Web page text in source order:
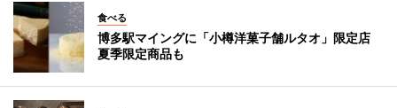
食べる
博多駅マイングに「小樽洋菓子舗ルタオ」限定店
夏季限定商品も